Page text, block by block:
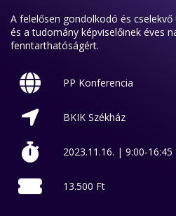
A felelősen gondolkodó és
és a tudomány képviselőinek éves
fenntarthatóságért.
PP Konferencia
BKIK Székház
2023.11.16. | 9:00-16:45
13.500 Ft